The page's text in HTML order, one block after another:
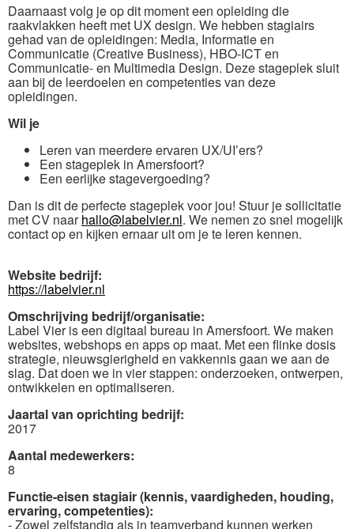
Daarnaast volg je op dit moment een opleiding die
raakvlakken heeft met UX design. We hebben stagiairs
gehad van de opleidingen: Media, Informatie en
Communicatie (Creative Business), HBO-ICT en
Communicatie- en Multimedia Design. Deze stageplek sluit
aan bij de leerdoelen en competenties van deze
opleidingen.
Wil je
Leren van meerdere ervaren UX/UI’ers?
Een stageplek in Amersfoort?
Een eerlijke stagevergoeding?
Dan is dit de perfecte stageplek voor jou! Stuur je sollicitatie
met CV naarhallo@labelvier.nl. We nemen zo snel mogelijk
contact op en kijken ernaar uit om je te leren kennen.
Website bedrijf:
https://labelvier.nl
Omschrijving bedrijf/organisatie:
Label Vier is een digitaal bureau in Amersfoort. We maken
websites, webshops en apps op maat. Met een flinke dosis
strategie, nieuwsgierigheid en vakkennis gaan we aan de
slag. Dat doen we in vier stappen: onderzoeken, ontwerpen,
ontwikkelen en optimaliseren.
Jaartal van oprichting bedrijf:
2017
Aantal medewerkers:
8
Functie-eisen stagiair (kennis, vaardigheden, houding,
ervaring, competenties):
- Zowel zelfstandig als in teamverband kunnen werken